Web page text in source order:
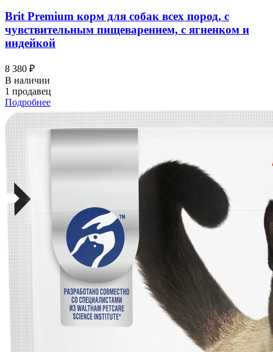
Brit Premium корм для собак всех пород, с
чувствительным пищеварением, с ягненком и
индейкой
8 380 ₽
В наличии
1 продавец
Подробнее